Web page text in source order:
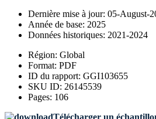
Dernière mise à jour: 05-August-
Année de base: 2025
Données historiques: 2021-2024
Région: Global
Format: PDF
ID du rapport: GGI103655
SKU ID: 26145539
Pages: 106